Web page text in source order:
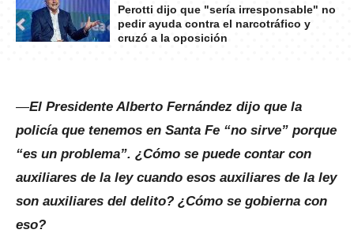
Perotti dijo que "sería irresponsable" no
pedir ayuda contra el narcotráfico y
cruzó a la oposición
—El Presidente Alberto Fernández dijo que la
policía que tenemos en Santa Fe “no sirve” porque
“es un problema”. ¿Cómo se puede contar con
auxiliares de la ley cuando esos auxiliares de la ley
son auxiliares del delito? ¿Cómo se gobierna con
eso?